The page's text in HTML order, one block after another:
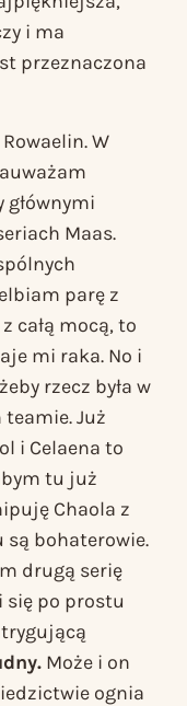
i ma
przeznaczona
W
Maas.
parę z
całą mocą, to
mi raka. No i
rzecz była w
teamie. Już
i Celaena to
tu już
Chaola z
są bohaterowie.
drugą serię
się po prostu
Może i on
ognia